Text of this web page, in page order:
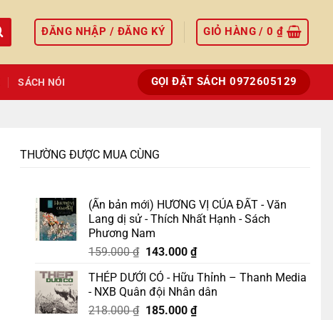
ĐĂNG NHẬP / ĐĂNG KÝ GIỎ HÀNG /0₫
SÁCH NÓI GỌI ĐẶT SÁCH 0972605129
THƯỜNG ĐƯỢC MUA CÙNG
(Ấn bản mới) HƯƠNG VỊ CỦA ĐẤT - Văn
Lang dị sử - Thích Nhất Hạnh - Sách
Phương Nam
159.000₫ Giá
là:
159.000 ₫.
143.000 ₫Giá
tại
là:
143.000 ₫.
THÉP DƯỚI CỎ - Hữu Thỉnh – Thanh Media
- NXB Quân đội Nhân dân
218.000₫ Giá
185.000 ₫Giá